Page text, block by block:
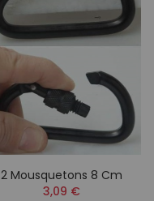
2 Mousquetons 8 Cm
3,09 €